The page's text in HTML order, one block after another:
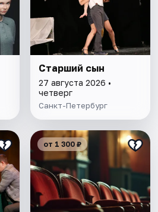
Старший сын
27 августа 2026 •
четверг
Санкт-Петербург
от 1 300 ₽